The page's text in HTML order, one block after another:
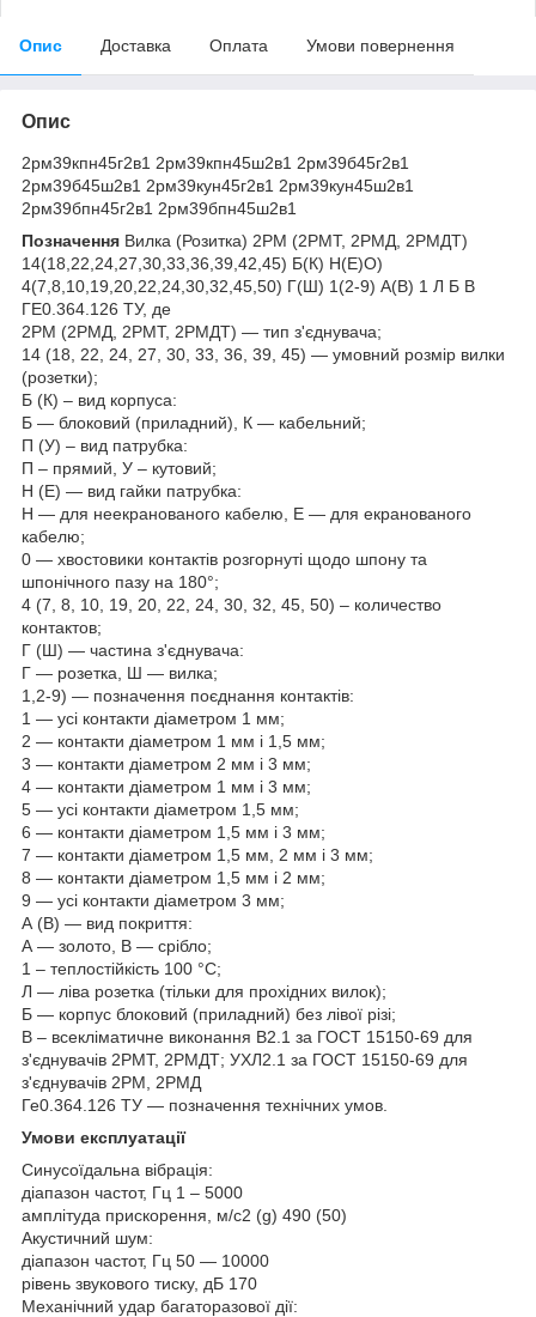
Опис Доставка Оплата Умови повернення
Опис
2рм39кпн45г2в1 2рм39кпн45ш2в1 2рм39б45г2в1
2рм39б45ш2в1 2рм39кун45г2в1 2рм39кун45ш2в1
2рм39бпн45г2в1 2рм39бпн45ш2в1
Позначення Вилка (Розитка) 2РМ (2РМТ, 2РМД, 2РМДТ)
14(18,22,24,27,30,33,36,39,42,45) Б(К) Н(Е)О)
4(7,8,10,19,20,22,24,30,32,45,50) Г(Ш) 1(2-9) А(В) 1 Л Б В
ГЕ0.364.126 ТУ, де
2РМ (2РМД, 2РМТ, 2РМДТ) — тип з'єднувача;
14 (18, 22, 24, 27, 30, 33, 36, 39, 45) — умовний розмір вилки
(розетки);
Б (К) – вид корпуса:
Б — блоковий (приладний), К — кабельний;
П (У) – вид патрубка:
П – прямий, У – кутовий;
Н (Е) — вид гайки патрубка:
Н — для неекранованого кабелю, Е — для екранованого
кабелю;
0 — хвостовики контактів розгорнуті щодо шпону та
шпонічного пазу на 180°;
4 (7, 8, 10, 19, 20, 22, 24, 30, 32, 45, 50) – количество
контактов;
Г (Ш) — частина з'єднувача:
Г — розетка, Ш — вилка;
1,2-9) — позначення поєднання контактів:
1 — усі контакти діаметром 1 мм;
2 — контакти діаметром 1 мм і 1,5 мм;
3 — контакти діаметром 2 мм і 3 мм;
4 — контакти діаметром 1 мм і 3 мм;
5 — усі контакти діаметром 1,5 мм;
6 — контакти діаметром 1,5 мм і 3 мм;
7 — контакти діаметром 1,5 мм, 2 мм і 3 мм;
8 — контакти діаметром 1,5 мм і 2 мм;
9 — усі контакти діаметром 3 мм;
А (В) — вид покриття:
А — золото, В — срібло;
1 – теплостійкість 100 °C;
Л — ліва розетка (тільки для прохідних вилок);
Б — корпус блоковий (приладний) без лівої різі;
В – всекліматичне виконання B2.1 за ГОСТ 15150-69 для
з'єднувачів 2РМТ, 2РМДТ; УХЛ2.1 за ГОСТ 15150-69 для
з'єднувачів 2РМ, 2РМД
Ге0.364.126 ТУ — позначення технічних умов.
Умови експлуатації
Синусоїдальна вібрація:
діапазон частот, Гц 1 – 5000
амплітуда прискорення, м/с2 (g) 490 (50)
Акустичний шум:
діапазон частот, Гц 50 — 10000
рівень звукового тиску, дБ 170
Механічний удар багаторазової дії: